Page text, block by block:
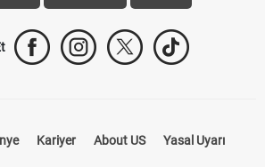
Kariyer About US Yasal Uyarı